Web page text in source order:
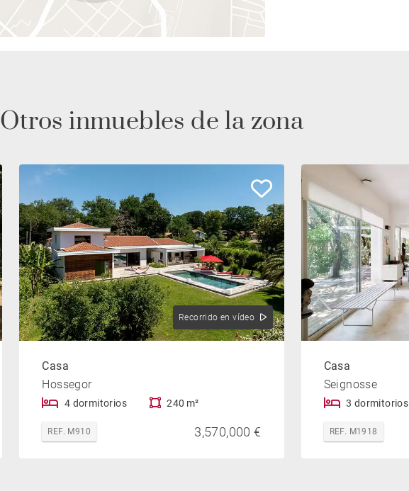
Otros inmuebles de la zona
Recorrido en vídeo
Casa
Hossegor
4 dormitorios 240 m²
REF. M910 3,570,000 €
Casa
Seignosse
3 dormitorios
REF. M1918